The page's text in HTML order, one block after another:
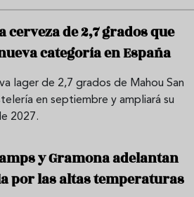
cerveza de 2,7 grados que
categoría en España
lager de 2,7 grados de Mahou San
en septiembre y ampliará su
2027.
y Gramona adelantan
por las altas temperaturas